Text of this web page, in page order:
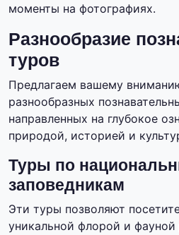
моменты на фотографиях.
Разнообразие
туров
Предлагаем вашему
разнообразных
направленных на глубокое
природой, историей и
Туры по
заповедникам
Эти туры позволяют
уникальной флорой и фауной